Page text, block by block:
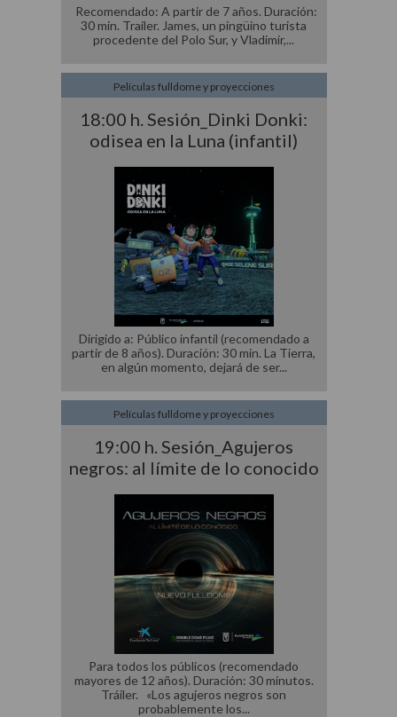
Recomendado: A partir de 7 años. Duración:
30 min. Trailer. James, un pingüino turista
procedente del Polo Sur, y Vladimir,
18:00 h. Sesión_Dinki Donki:
odisea en la Luna (infantil)
Películas fulldome y proyecciones
Dirigido a: Público infantil (recomendado a
partir de 8 años). Duración: 30 min. La Tierra,
en algún momento, dejará de ser
19:00 h. Sesión_Agujeros
negros: al límite de lo conocido
Películas fulldome y proyecciones
Para todos los públicos (recomendado
mayores de 12 años). Duración: 30 minutos.
Tráiler. «Los agujeros negros son
probablemente los